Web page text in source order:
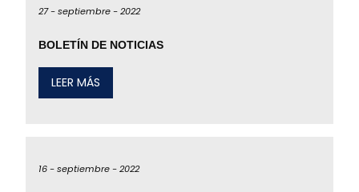
27 -septiembre -2022
BOLETÍN DE NOTICIAS
LEER MÁS
16 -septiembre -2022